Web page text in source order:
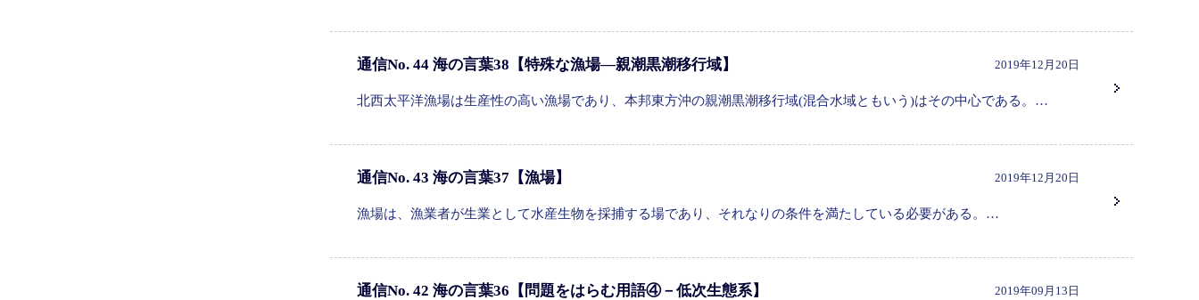
通信No. 44 海の言葉38【特殊な漁場―親潮黒潮移行域】 2019年12月20日
北西太平洋漁場は生産性の高い漁場であり、本邦東方沖の親潮黒潮移行域(混合水域ともいう)はその中心である。…
通信No. 43 海の言葉37【漁場】 2019年12月20日
漁場は、漁業者が生業として水産生物を採捕する場であり、それなりの条件を満たしている必要がある。…
通信No. 42 海の言葉36【問題をはらむ用語④－低次生態系】 2019年09月13日